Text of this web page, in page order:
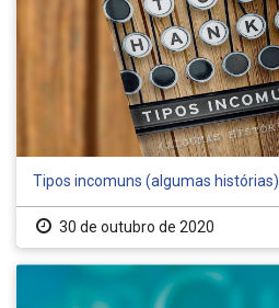
Tipos incomuns (algumas histórias)
30 de outubro de 2020